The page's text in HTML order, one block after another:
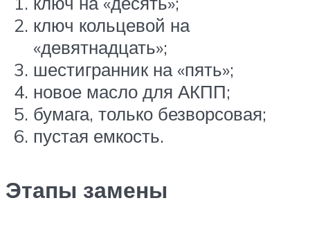
ключ кольцевой на
«девятнадцать»;
шестигранник на «пять»;
новое масло для АКПП;
бумага, только безворсовая;
пустая емкость.
Этапы замены